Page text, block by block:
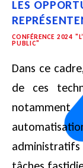
LES
CONFÉRENCE 2024
PUBLIC"
Dans ce
de ces